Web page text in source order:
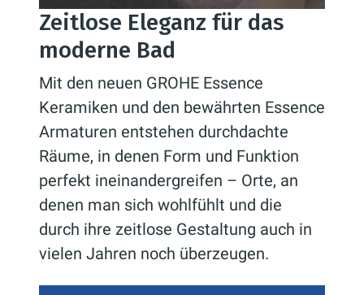
Zeitlose Eleganz für das
moderne Bad
Mit den neuen GROHE Essence
Keramiken und den bewährten Essence
Armaturen entstehen durchdachte
Räume, in denen Form und Funktion
perfekt ineinandergreifen – Orte, an
denen man sich wohlfühlt und die
durch ihre zeitlose Gestaltung auch in
vielen Jahren noch überzeugen.